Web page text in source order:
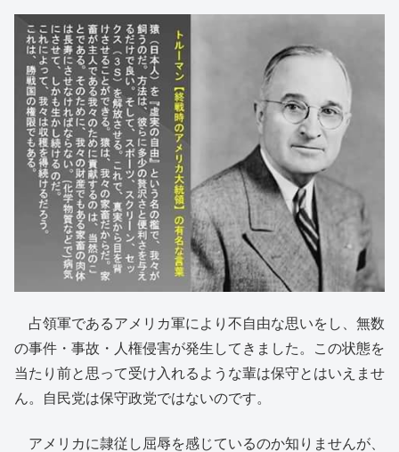
占領軍であるアメリカ軍により不自由な思いをし、無数
の事件・事故・人権侵害が発生してきました。この状態を
当たり前と思って受け入れるような輩は保守とはいえませ
ん。自民党は保守政党ではないのです。
アメリカに隷従し屈辱を感じているのか知りませんが、